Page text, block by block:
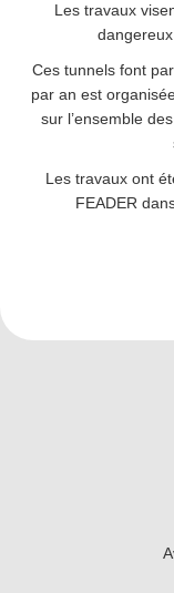
Les travaux
Ces tunnels font
par an est
sur l’ensemble
Les travaux ont
FEADER